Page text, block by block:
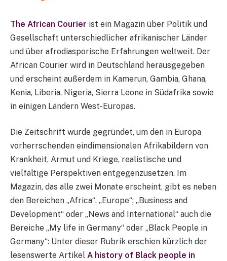
The African Courier ist ein Magazin über Politik und
Gesellschaft unterschiedlicher afrikanischer Länder
und über afrodiasporische Erfahrungen weltweit. Der
African Courier wird in Deutschland herausgegeben
und erscheint außerdem in Kamerun, Gambia, Ghana,
Kenia, Liberia, Nigeria, Sierra Leone in Südafrika sowie
in einigen Ländern West-Europas.
Die Zeitschrift wurde gegründet, um den in Europa
vorherrschenden eindimensionalen Afrikabildern von
Krankheit, Armut und Kriege, realistische und
vielfältige Perspektiven entgegenzusetzen. Im
Magazin, das alle zwei Monate erscheint, gibt es neben
den Bereichen „Africa“, „Europe“; „Business and
Development“ oder „News and International“ auch die
Bereiche „My life in Germany“ oder „Black People in
Germany“: Unter dieser Rubrik erschien kürzlich der
lesenswerte Artikel A history of Black people in